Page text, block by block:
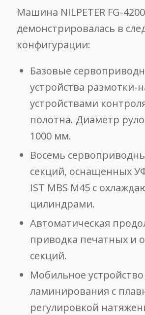
Машина NILPETER FG-
демонстрировалась в
конфигурации:
Базовые
устройства размотки-
устройствами
полотна. Диаметр
1000 мм.
Восемь
секций, оснащенных
IST MBS M45 с
цилиндрами.
Автоматическая
приводка печатных и
секций.
Мобильное устройство
ламинирования с
регулировкой